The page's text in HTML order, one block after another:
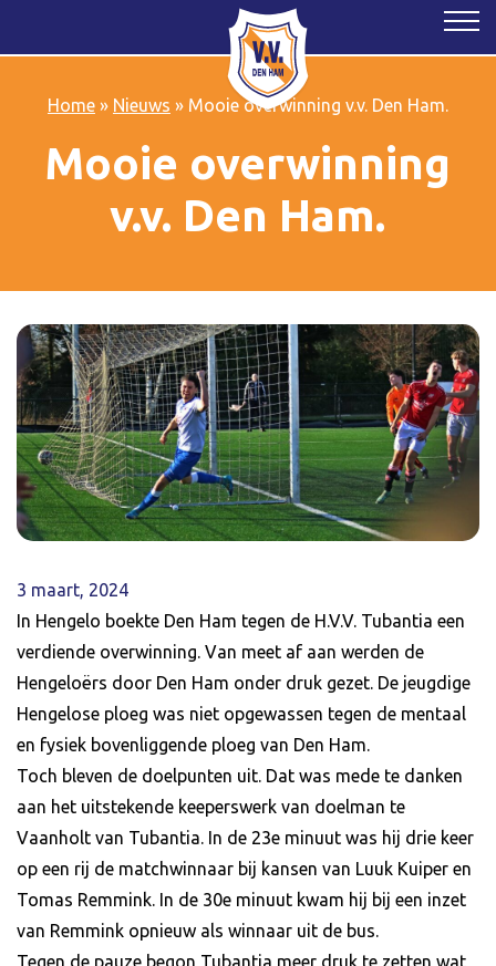
Home» Nieuws » Mooie overwinning v.v. Den Ham.
Mooie overwinning
v.v. Den Ham.
3 maart, 2024
In Hengelo boekte Den Ham tegen de H.V.V. Tubantia een
verdiende overwinning. Van meet af aan werden de
Hengeloërs door Den Ham onder druk gezet. De jeugdige
Hengelose ploeg was niet opgewassen tegen de mentaal
en fysiek bovenliggende ploeg van Den Ham.
Toch bleven de doelpunten uit. Dat was mede te danken
aan het uitstekende keeperswerk van doelman te
Vaanholt van Tubantia. In de 23e minuut was hij drie keer
op een rij de matchwinnaar bij kansen van Luuk Kuiper en
Tomas Remmink. In de 30e minuut kwam hij bij een inzet
van Remmink opnieuw als winnaar uit de bus.
Tegen de pauze begon Tubantia meer druk te zetten wat